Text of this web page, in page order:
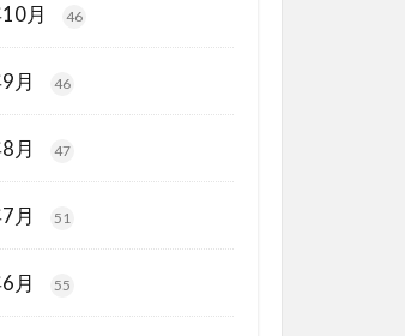
月 46
月 46
月 47
月 51
月 55